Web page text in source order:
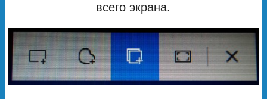
всего экрана.